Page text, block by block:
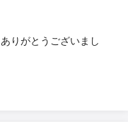
りがとうございまし